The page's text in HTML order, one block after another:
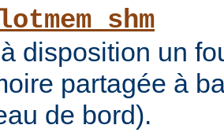
disposition un
partagée à
de bord).